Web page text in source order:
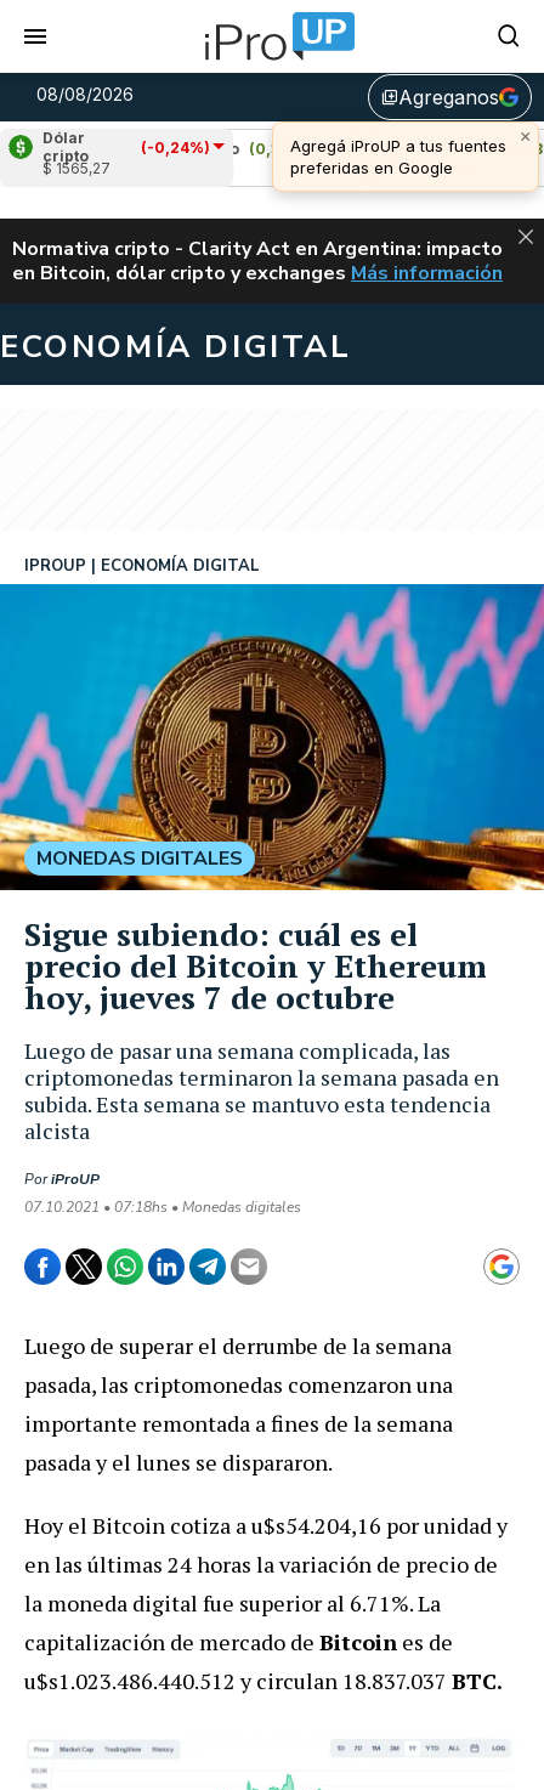
08/08/2026 library_addAgreganos
Dólar
cripto
(-0,24%)
$ 1565,27
Cardano (0,33%)
Avalanche
(1,58%)
u$s 6,53
ALERTA
Normativa cripto - Clarity Act en Argentina: impacto
en Bitcoin, dólar cripto y exchanges CLARITY ACT EN
Más información
ECONOMÍA DIGITAL
Luego de pasar una semana complicada, las
criptomonedas terminaron la semana pasada en
subida. Esta semana se mantuvo esta tendencia
alcista
IPROUP ECONOMÍA DIGITAL
PoriProUP
07.10.2021 • 07:18hs • Monedas digitales
MONEDAS DIGITALES
Sigue subiendo: cuál es el
precio del Bitcoin y Ethereum
hoy, jueves 7 de octubre
Luego de superar el derrumbe de la semana
pasada, las criptomonedas comenzaron una
importante remontada a fines de la semana
pasada y el lunes se dispararon.
Hoy el Bitcoin cotiza a u$s54.204,16 por unidad y
en las últimas 24 horas la variación de precio de
la moneda digital fue superior al 6.71%.La
capitalización de mercado de Bitcoin es de
u$s1.023.486.440.512 y circulan 18.837.037 BTC.